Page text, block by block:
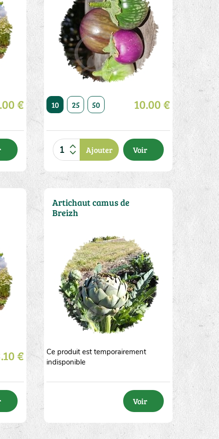
20 50
€ 10 25 50 10.00 €
Ajouter Voir
2 5 10 20 50
€
Ce produit est temporairement
indisponible
Voir
Artichaut camus de
Breizh